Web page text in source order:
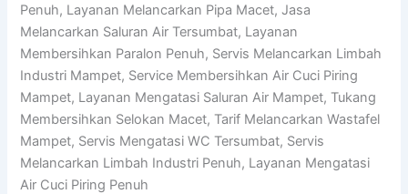
Penuh, Layanan Melancarkan Pipa Macet, Jasa
Melancarkan Saluran Air Tersumbat, Layanan
Membersihkan Paralon Penuh, Servis Melancarkan Limbah
Industri Mampet, Service Membersihkan Air Cuci Piring
Mampet, Layanan Mengatasi Saluran Air Mampet, Tukang
Membersihkan Selokan Macet, Tarif Melancarkan Wastafel
Mampet, Servis Mengatasi WC Tersumbat, Servis
Melancarkan Limbah Industri Penuh, Layanan Mengatasi
Air Cuci Piring Penuh